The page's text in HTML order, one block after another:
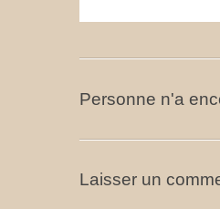
Personne n'a
Laisser un